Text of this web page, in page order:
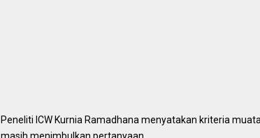
Peneliti ICW Kurnia Ramadhana menyatakan kriteria
masih menimbulkan pertanyaan.